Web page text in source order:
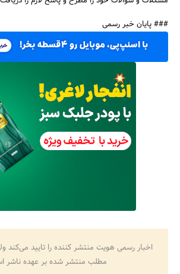
### پایان خبر رسمی
اخبار رسمی هویت منتشر کننده را تایید
مطلب منتشر شده بر عهده ناشر